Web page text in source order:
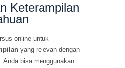
Keterampilan
online untuk
yang relevan dengan
Anda bisa menggunakan